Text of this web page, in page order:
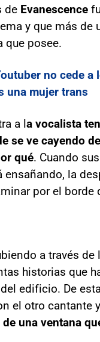
de Evanescence
y que más de
que posee.
no cede a
una mujer trans
a la vocalista
se ve cayendo
qué. Cuando
ensañando, la
por el borde
a través de
historias que
edificio. De
el otro cantante y
una ventana